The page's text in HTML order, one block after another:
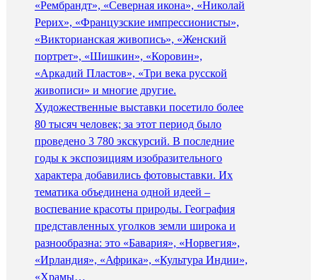
«Рембрандт», «Северная икона», «Николай
Рерих», «Французские импрессионисты»,
«Викторианская живопись», «Женский
портрет», «Шишкин», «Коровин»,
«Аркадий Пластов», «Три века русской
живописи» и многие другие.
Художественные выставки посетило более
80 тысяч человек; за этот период было
проведено 3 780 экскурсий. В последние
годы к экспозициям изобразительного
характера добавились фотовыставки. Их
тематика объединена одной идеей –
воспевание красоты природы. География
представленных уголков земли широка и
разнообразна: это «Бавария», «Норвегия»,
«Ирландия», «Африка», «Культура Индии»,
«Храмы…